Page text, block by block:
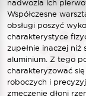
nadwozia ich
Współczesne
obsługi poszyć
charakterystyce
zupełnie inaczej
aluminium. Z tego
charakteryzować
roboczych i
zmęczenie dłoni